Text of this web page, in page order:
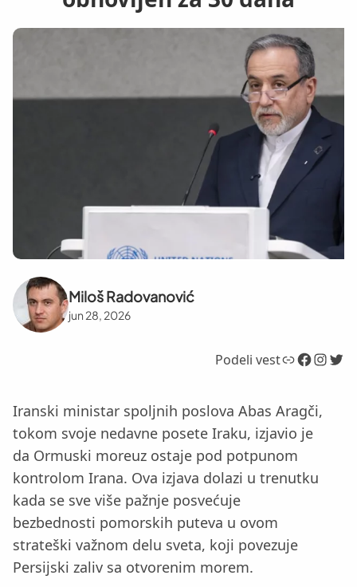
Miloš Radovanović
jun 28, 2026
Podeli vestLink Facebook InstagramTwitter
Iranski ministar spoljnih poslova Abas Aragči,
tokom svoje nedavne posete Iraku, izjavio je
da Ormuski moreuz ostaje pod potpunom
kontrolom Irana. Ova izjava dolazi u trenutku
kada se sve više pažnje posvećuje
bezbednosti pomorskih puteva u ovom
strateški važnom delu sveta, koji povezuje
Persijski zaliv sa otvorenim morem.